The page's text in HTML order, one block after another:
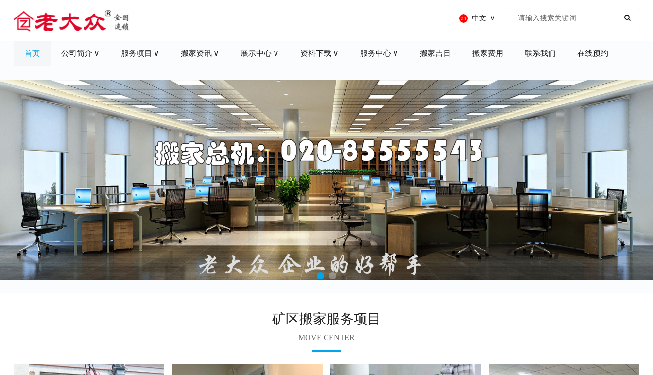
中文
首页 公司简介 服务项目 搬家资讯 展示中心 资料下载 服务中心 搬家吉日 搬家费用 联系我们 在线预约
矿区搬家服务项目
MOVE CENTER